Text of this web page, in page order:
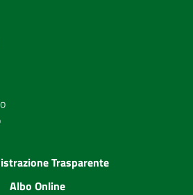
Trasparente
Albo Online